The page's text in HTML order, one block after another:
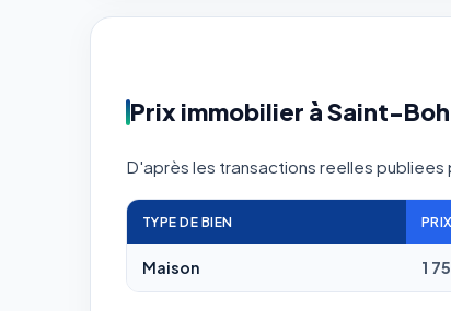
Prix immobilier à Saint-
D'après les transactions reelles publiees
TYPE DE BIEN
Maison 1